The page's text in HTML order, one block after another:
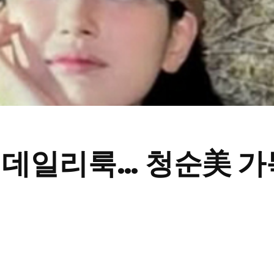
일리룩… 청순美 가